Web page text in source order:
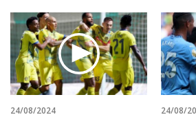
24/08/2024 24/08/